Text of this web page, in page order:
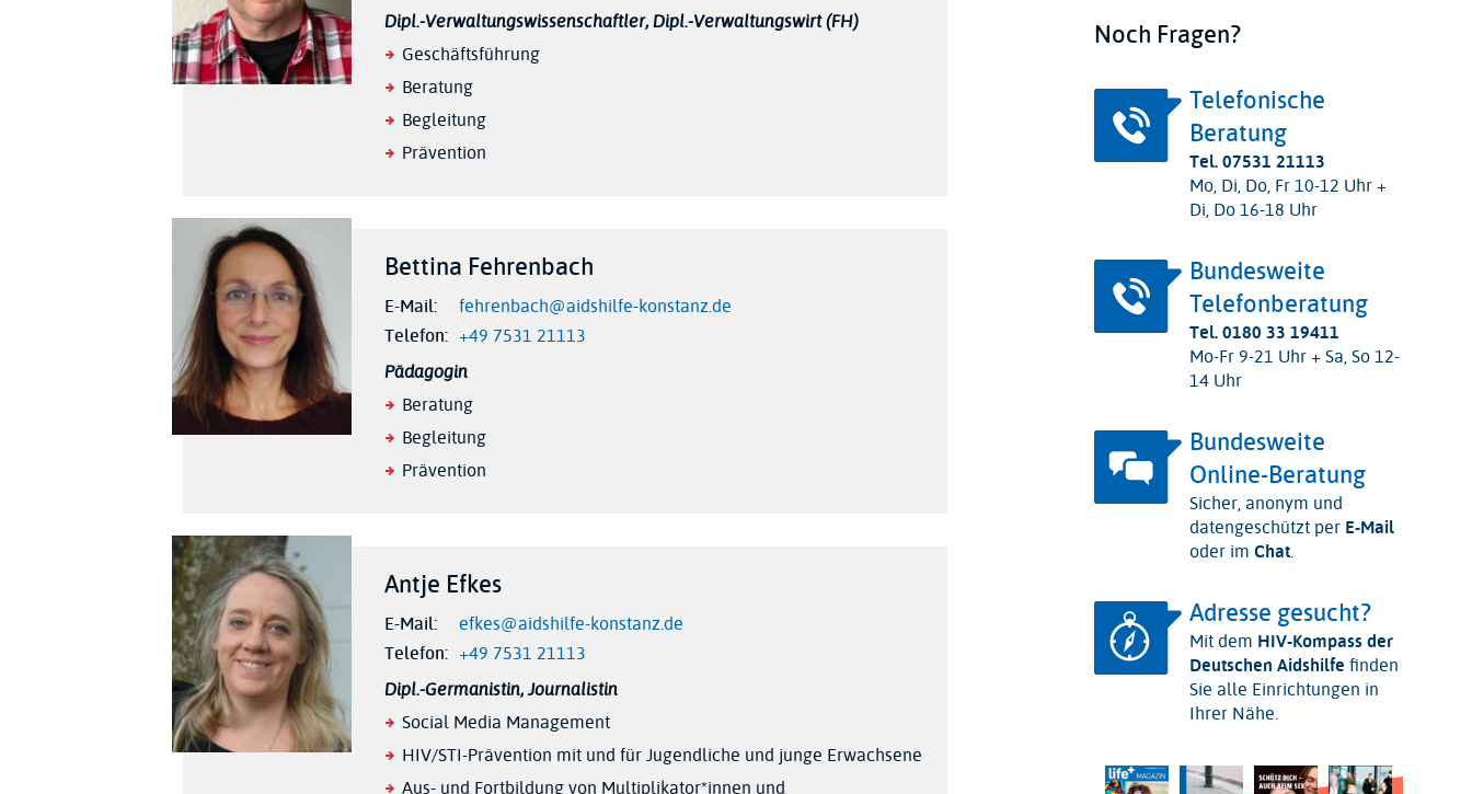
Dipl.-Verwaltungswissenschaftler, Dipl.-Verwaltungswirt (FH)
Geschäftsführung
Beratung
Begleitung
Prävention
Bettina Fehrenbach
E-Mail fehrenbach@aidshilfe-konstanz.de
Telefon +49 7531 21113
Pädagogin
Beratung
Begleitung
Prävention
Antje Efkes
E-Mail efkes@aidshilfe-konstanz.de
Telefon +49 7531 21113
Dipl.-Germanistin, Journalistin
Social Media Management
HIV/STI-Prävention mit und für Jugendliche und junge Erwachsene
Aus- und Fortbildung von Multiplikator*innen und
Noch Fragen?
Telefonische
Beratung
Tel. 07531 21113
Mo, Di, Do, Fr 10-12 Uhr +
Di, Do 16-18 Uhr
Bundesweite
Telefonberatung
Tel. 0180 33 19411
Mo-Fr 9-21 Uhr + Sa, So 12-
14 Uhr
Bundesweite
Online-Beratung
Sicher, anonym und
datengeschützt per E-Mail
oder im Chat.
Adresse gesucht?
Mit dem HIV-Kompass der
Deutschen Aidshilfe finden
Sie alle Einrichtungen in
Ihrer Nähe.